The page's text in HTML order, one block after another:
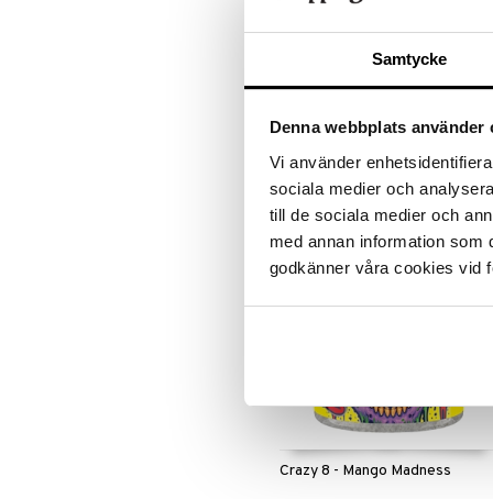
Samtycke
Denna webbplats använder
Vi använder
sociala medier och
till de sociala medier och
med annan information som
godkänner våra cookies vid
BioSalma PWO Mango &
koffein og kreatin.
kr 200 (ord.kr 249)
Crazy 8 - Mango Madness